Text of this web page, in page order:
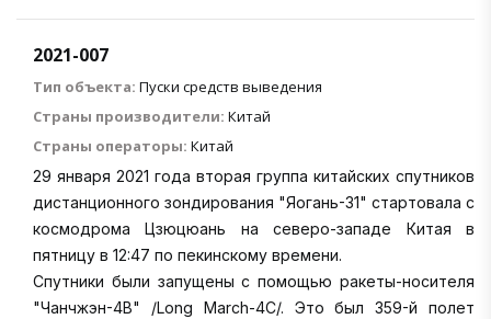
2021-007
Тип объекта: Пуски средств выведения
Страны производители: Китай
Страны операторы: Китай
29 января 2021 года вторая группа китайских спутников
дистанционного зондирования "Яогань-31" стартовала с
космодрома Цзюцюань на северо-западе Китая в
пятницу в 12:47 по пекинскому времени.
Спутники были запущены с помощью ракеты-носителя
"Чанчжэн-4В" /Long March-4C/. Это был 359-й полет